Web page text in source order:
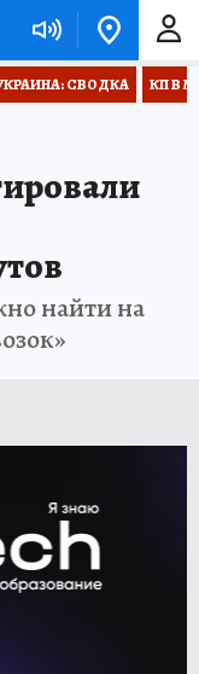
СВОДКА КП В
найти на